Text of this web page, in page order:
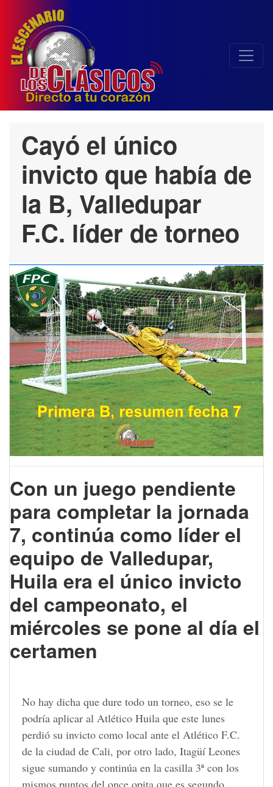
Cayó el único
invicto que había de
la B, Valledupar
F.C. líder de torneo
Con un juego pendiente
para completar la jornada
7, continúa como líder el
equipo de Valledupar,
Huila era el único invicto
del campeonato, el
miércoles se pone al día el
certamen
No hay dicha que dure todo un torneo, eso se le
podría aplicar al Atlético Huila que este lunes
perdió su invicto como local ante el Atlético F.C.
de la ciudad de Cali, por otro lado, Itagüí Leones
sigue sumando y continúa en la casilla 3ª con los
mismos puntos del once opita que es segundo.